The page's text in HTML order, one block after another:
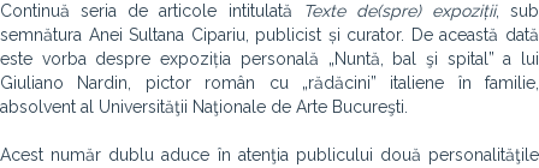
Continuă seria de articole intitulată Texte de(spre) expoziții, sub
semnătura Anei Sultana Cipariu, publicist și curator. De această dată
este vorba despre expoziția personală „Nuntă, bal şi spital” a lui
Giuliano Nardin, pictor român cu „rădăcini” italiene în familie,
absolvent al Universităţii Naţionale de Arte Bucureşti.
Acest număr dublu aduce în atenţia publicului două personalităţile